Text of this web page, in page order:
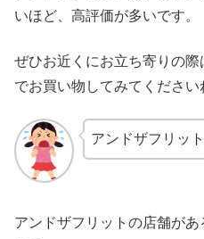
いほど、高評価が多いです。
ぜひお近くにお立ち寄りの
でお買い物してみてください
アンドザフリッ
アンドザフリットの店舗があ